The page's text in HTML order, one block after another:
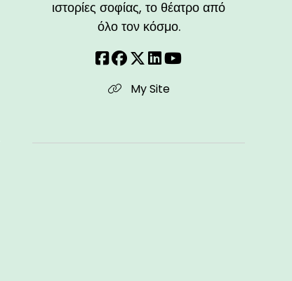
ιστορίες σοφίας, το θέατρο από
όλο τον κόσμο.
My Site